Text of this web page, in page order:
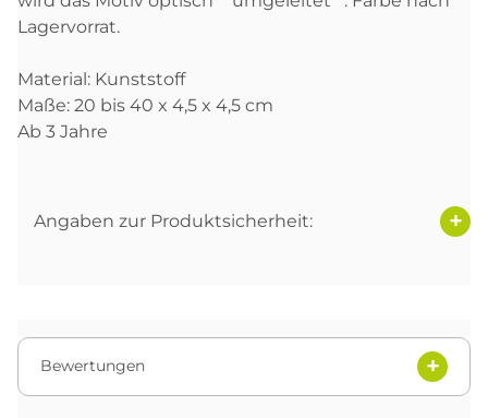
Lagervorrat.
Material: Kunststoff
Maße: 20 bis 40 x 4,5 x 4,5 cm
Ab 3 Jahre
Angaben zur Produktsicherheit:
Bewertungen